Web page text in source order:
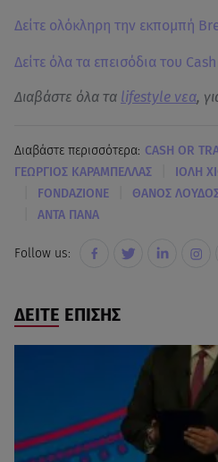
Δείτε ολόκληρη την εκπομπή
Δείτε όλα τα επεισόδια του
Διαβάστε όλα τα lifestyle νεα,
Διαβάστε περισσότερα: CASH OR
ΓΕΩΡΓΙΟΣ ΚΑΡΑΜΠΕΛΛΑΣ ΙΟΛΗ
FONDAZIONE ΘΑΝΟΣ
ΑΝΤΑ ΠΑΝΑ
Follow us:
ΔΕΙΤΕ ΕΠΙΣΗΣ